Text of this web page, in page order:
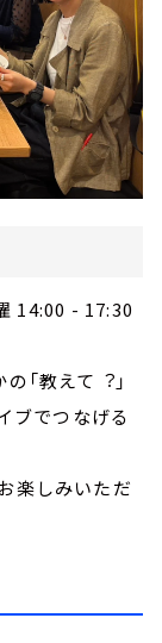
14:00 - 17:30
「教えて︖」
ブでつなげる
楽しみいただ